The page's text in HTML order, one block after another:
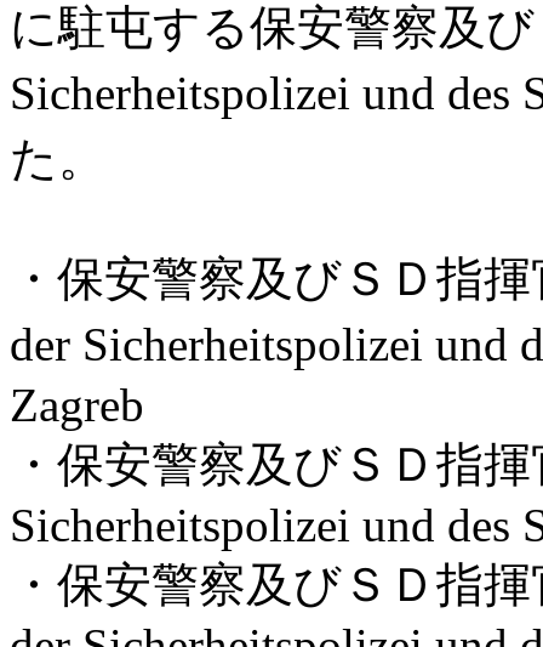
に駐屯する保安警察及び
Sicherheitspolizei und
た。
・保安警察及びＳＤ指
der Sicherheitspolizei
Zagreb
・保安警察及びＳＤ指
Sicherheitspolizei und des
・保安警察及びＳＤ指